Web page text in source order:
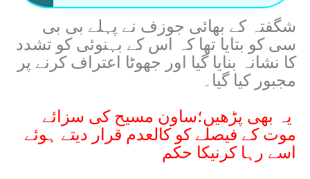
شگفتہ کے بھائی جوزف نے پہلے بی بی
سی کو بتایا تھا کہ اس کے بہنوئی کو تشدد
کا نشانہ بنایا گیا اور جھوٹا اعتراف کرنے پر
مجبور کیا گیا۔
یہ بھی پڑھیں؛ساون مسیح کی سزائے
موت کے فیصلے کو کالعدم قرار دیتے ہوئے
اسے رہا کرنیکا حکم